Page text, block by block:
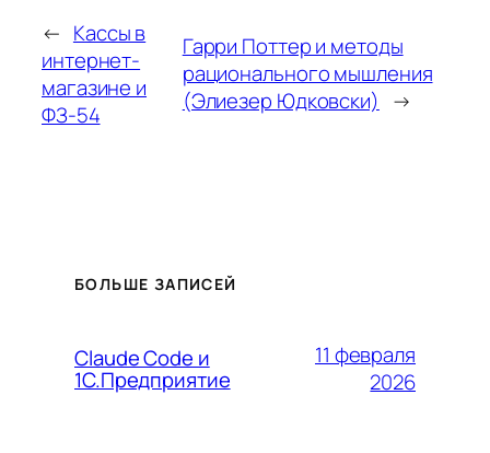
← Кассы в
интернет-
магазине и
ФЗ-54
Гарри Поттер и методы
рационального мышления
(Элиезер Юдковски) →
БОЛЬШЕ ЗАПИСЕЙ
Claude Code и
1С.Предприятие
11 февраля
2026